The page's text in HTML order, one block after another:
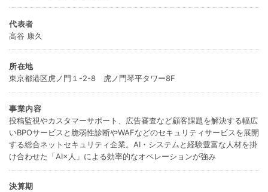
代表者
高谷 康久
所在地
東京都港区虎ノ門１-2-8 虎ノ門琴平タワー8F
事業内容
投稿監視やカスタマーサポート、広告審査など顧客課題を解決する幅広
いBPOサービスと脆弱性診断やWAFなどのセキュリティサービスを展開
する総合ネットセキュリティ企業。AI・システムと経験豊富な人材を掛
け合わせた「AI×人」による効率的なオペレーションが強み
決算期